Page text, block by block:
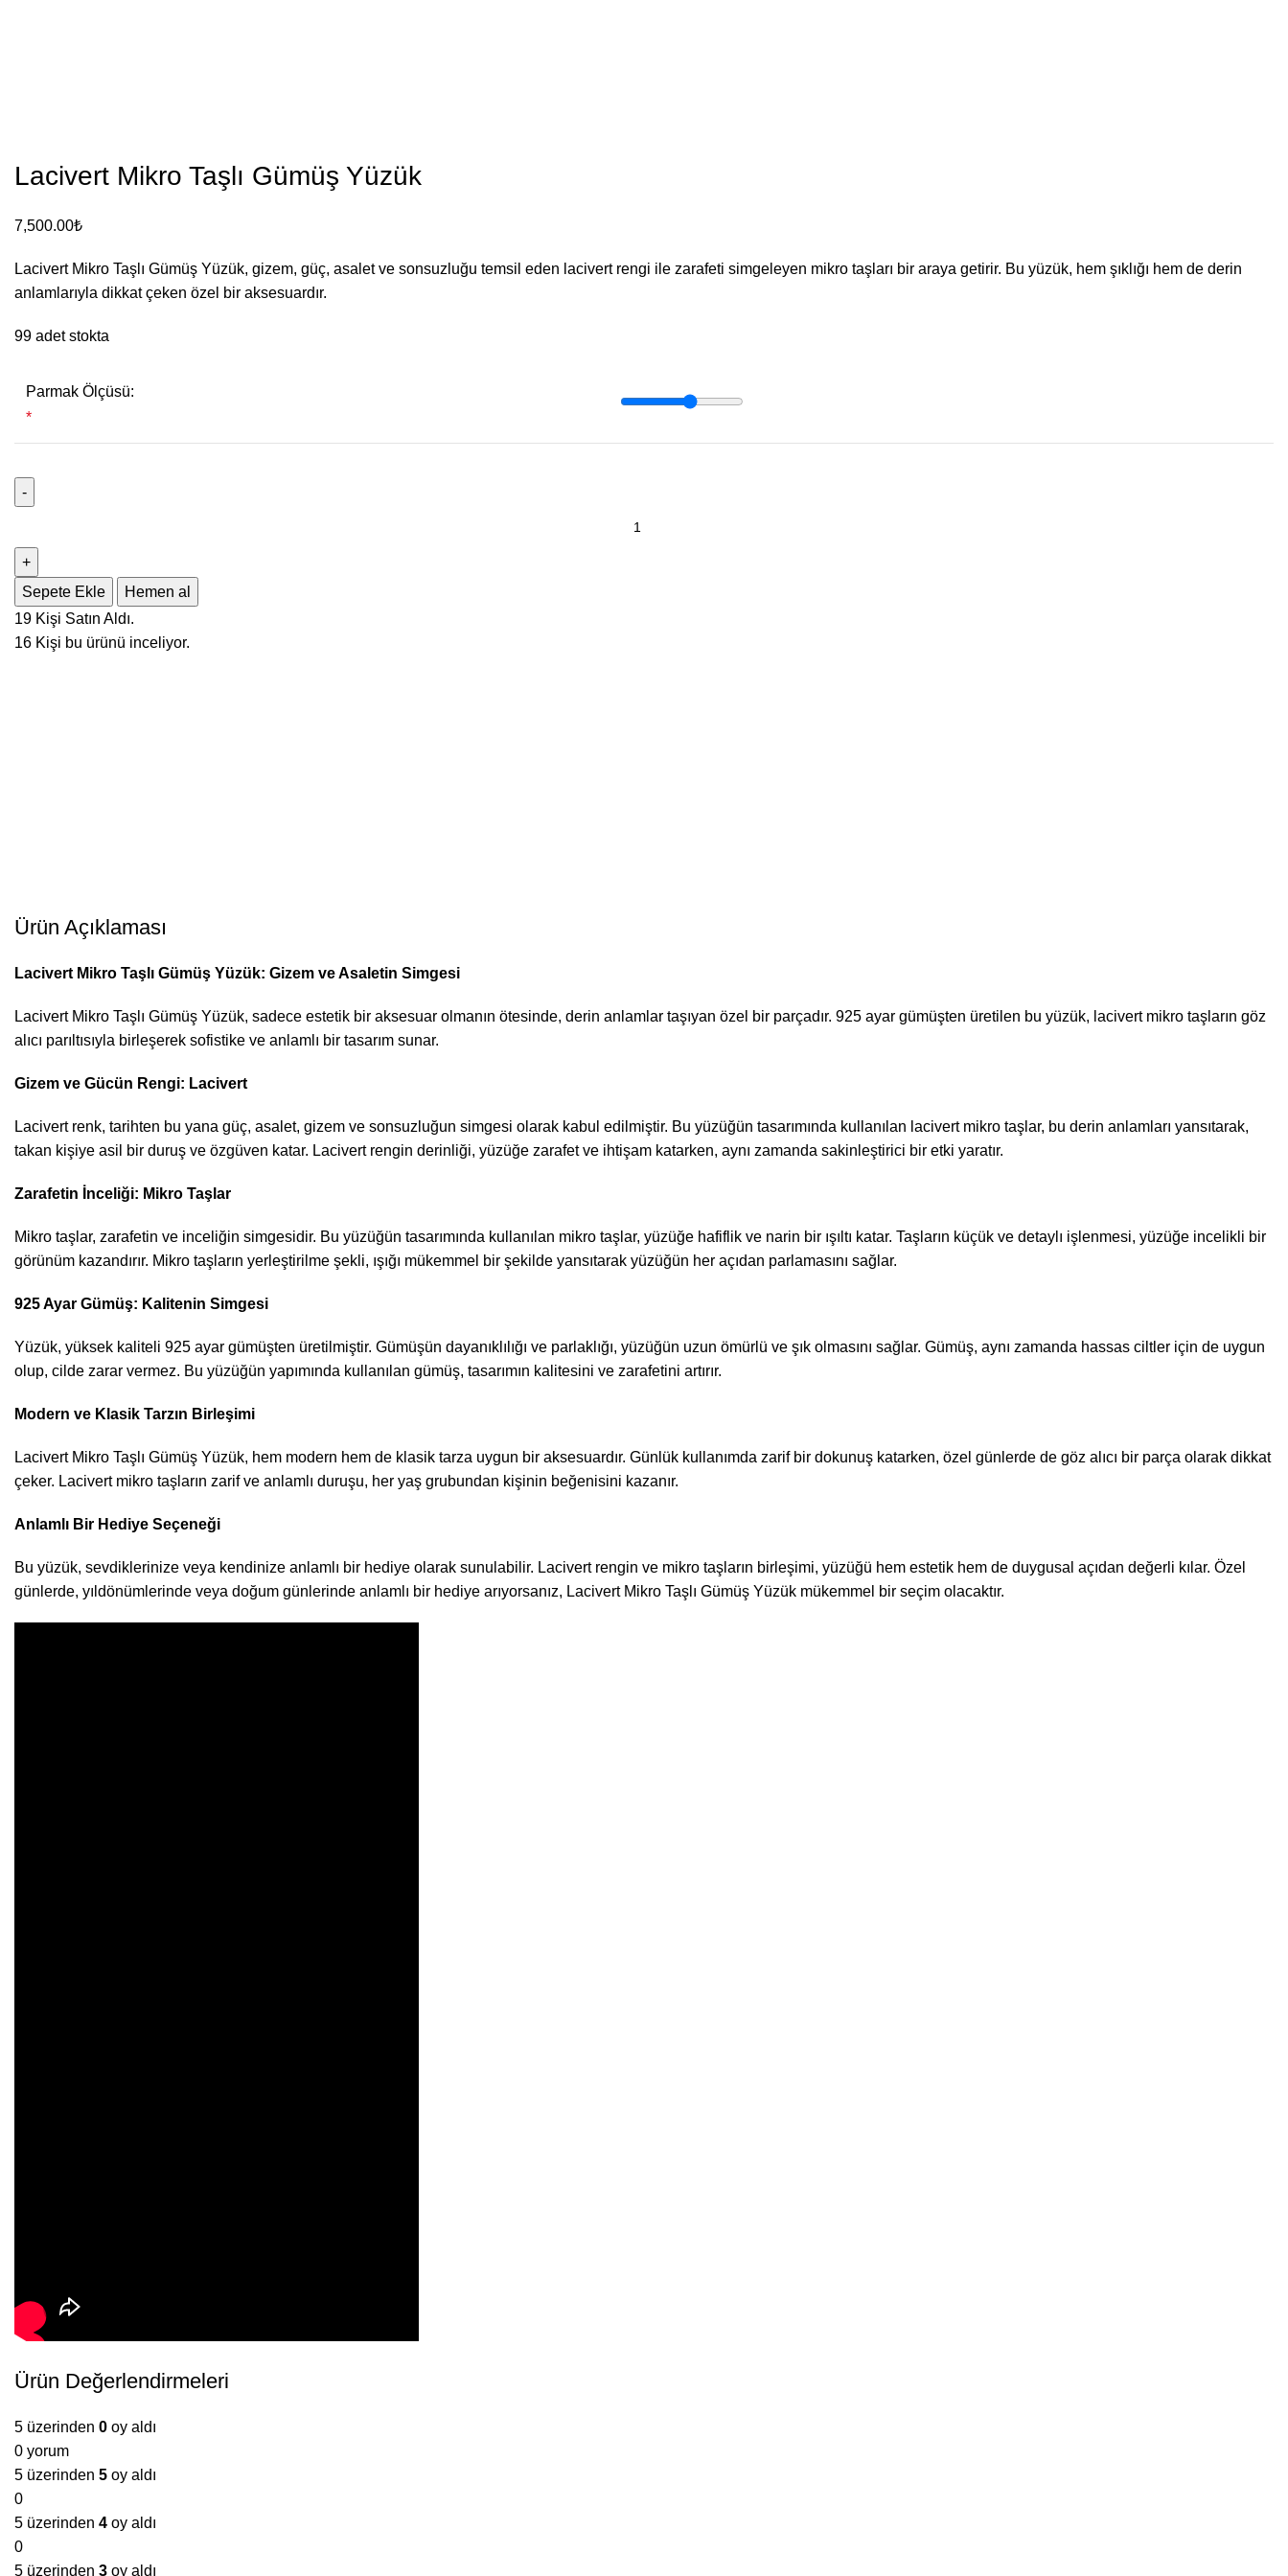
Lacivert Mikro Taşlı Gümüş Yüzük
7,500.00₺
Lacivert Mikro Taşlı Gümüş Yüzük, gizem, güç, asalet ve sonsuzluğu temsil eden lacivert rengi ile zarafeti simgeleyen mikro taşları bir araya getirir. Bu yüzük, hem şıklığı hem de derin
anlamlarıyla dikkat çeken özel bir aksesuardır.
99 adet stokta
Parmak Ölçüsü:
*
Taşlı
Gümüş
Yüzük
adet
Sepete Ekle
Hemen al
19 Kişi Satın Aldı.
16 Kişi bu ürünü inceliyor.
Ürün Açıklaması
Lacivert Mikro Taşlı Gümüş Yüzük: Gizem ve Asaletin Simgesi
Lacivert Mikro Taşlı Gümüş Yüzük, sadece estetik bir aksesuar olmanın ötesinde, derin anlamlar taşıyan özel bir parçadır. 925 ayar gümüşten üretilen bu yüzük, lacivert mikro taşların göz
alıcı parıltısıyla birleşerek sofistike ve anlamlı bir tasarım sunar.
Gizem ve Gücün Rengi: Lacivert
Lacivert renk, tarihten bu yana güç, asalet, gizem ve sonsuzluğun simgesi olarak kabul edilmiştir. Bu yüzüğün tasarımında kullanılan lacivert mikro taşlar, bu derin anlamları yansıtarak,
takan kişiye asil bir duruş ve özgüven katar. Lacivert rengin derinliği, yüzüğe zarafet ve ihtişam katarken, aynı zamanda sakinleştirici bir etki yaratır.
Zarafetin İnceliği: Mikro Taşlar
Mikro taşlar, zarafetin ve inceliğin simgesidir. Bu yüzüğün tasarımında kullanılan mikro taşlar, yüzüğe hafiflik ve narin bir ışıltı katar. Taşların küçük ve detaylı işlenmesi, yüzüğe incelikli bir
görünüm kazandırır. Mikro taşların yerleştirilme şekli, ışığı mükemmel bir şekilde yansıtarak yüzüğün her açıdan parlamasını sağlar.
925 Ayar Gümüş: Kalitenin Simgesi
Yüzük, yüksek kaliteli 925 ayar gümüşten üretilmiştir. Gümüşün dayanıklılığı ve parlaklığı, yüzüğün uzun ömürlü ve şık olmasını sağlar. Gümüş, aynı zamanda hassas ciltler için de uygun
olup, cilde zarar vermez. Bu yüzüğün yapımında kullanılan gümüş, tasarımın kalitesini ve zarafetini artırır.
Modern ve Klasik Tarzın Birleşimi
Lacivert Mikro Taşlı Gümüş Yüzük, hem modern hem de klasik tarza uygun bir aksesuardır. Günlük kullanımda zarif bir dokunuş katarken, özel günlerde de göz alıcı bir parça olarak dikkat
çeker. Lacivert mikro taşların zarif ve anlamlı duruşu, her yaş grubundan kişinin beğenisini kazanır.
Anlamlı Bir Hediye Seçeneği
Bu yüzük, sevdiklerinize veya kendinize anlamlı bir hediye olarak sunulabilir. Lacivert rengin ve mikro taşların birleşimi, yüzüğü hem estetik hem de duygusal açıdan değerli kılar. Özel
günlerde, yıldönümlerinde veya doğum günlerinde anlamlı bir hediye arıyorsanız, Lacivert Mikro Taşlı Gümüş Yüzük mükemmel bir seçim olacaktır.
Ürün Değerlendirmeleri
5 üzerinden 0 oy aldı
0 yorum
5 üzerinden 5 oy aldı
0
5 üzerinden 4 oy aldı
0
5 üzerinden 3 oy aldı